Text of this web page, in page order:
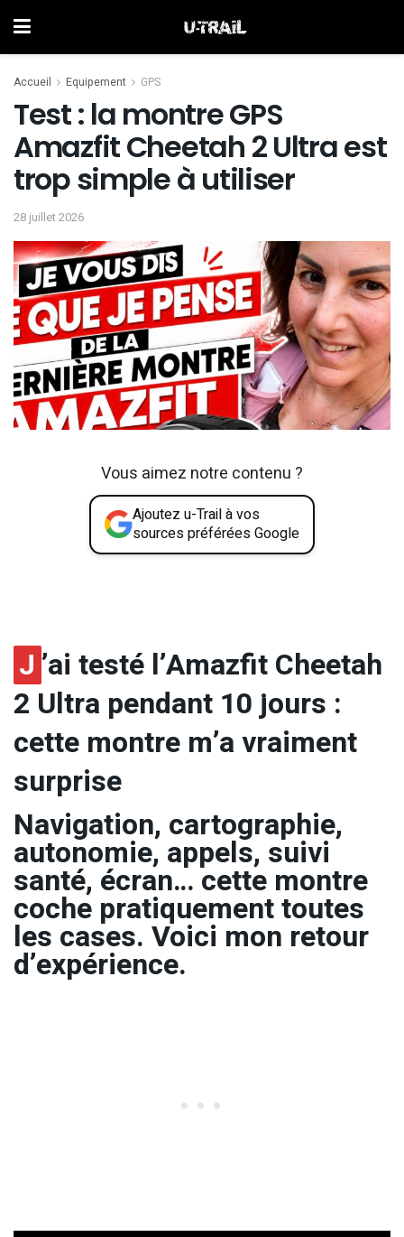
Accueil Equipement GPS
Test : la montre GPS
Amazfit Cheetah 2 Ultra est
trop simple à utiliser
28 juillet 2026
Vous aimez notre contenu ?
Ajoutez u-Trail à vos
sources préférées Google
J’ai testé l’Amazfit Cheetah
2 Ultra pendant 10 jours :
cette montre m’a vraiment
surprise
Navigation, cartographie,
autonomie, appels, suivi
santé, écran… cette montre
coche pratiquement toutes
les cases. Voici mon retour
d’expérience.